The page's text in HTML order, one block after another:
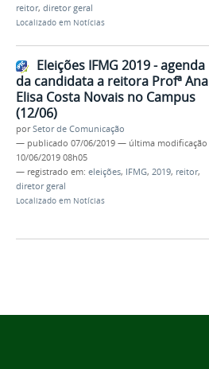
reitor, diretor geral
Localizado em Notícias
Eleições IFMG 2019 - agenda
da candidata a reitora Profª Ana
Elisa Costa Novais no Campus
(12/06)
porSetor de Comunicação
— publicado 07/06/2019 — última modificação
10/06/2019 08h05
— registrado em: eleições, IFMG, 2019, reitor,
diretor geral
Localizado em Notícias